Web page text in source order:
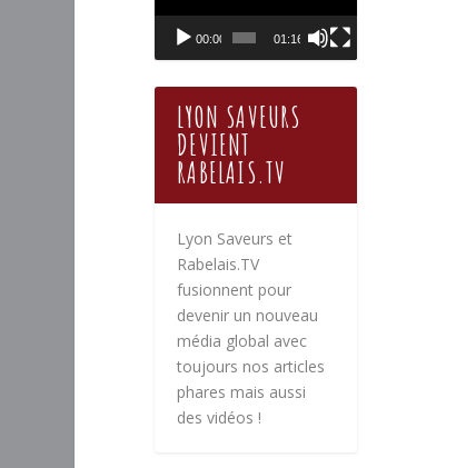
00:00 01:16
LYON SAVEURS
DEVIENT
RABELAIS.TV
Lyon Saveurs et
Rabelais.TV
fusionnent pour
devenir un nouveau
média global avec
toujours nos articles
phares mais aussi
des vidéos !